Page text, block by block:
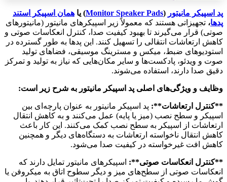
پد‌ اسپیکر مانیتور (
Monitor Speaker Pads) یا همان اسپیکر استند
پد‌ها، تجهیزاتی هستند که معمولاً زیر اسپیکرهای مانیتور (مانیتورهای
صوتی) قرار می‌گیرند تا بهبود کیفیت صدا، کنترل انعکاسات صوتی و
کاهش ارتعاشات انتقالی را تسهیل کنند. این پد‌ها به طور گسترده در
استودیوهای ضبط، میکس و مسترینگ موسیقی، فضاهای تولید
صوت و ویدئو، پادکست‌ها و سایر مکان‌هایی که نیاز به تولید و تمرکز
دقیق صدا دارند، استفاده می‌شوند.
وظایف و ویژگی‌های اصلی پد اسپیکر مانیتور به شرح زیر است:
**کنترل ارتعاشات**: پد اسپیکر مانیتور به عنوان پارچه‌ای بین
اسپیکر و سطح نصب (میز یا پایه) عمل می‌کنند و به کاهش انتقال
ارتعاشات از اسپیکر به سطح نصب کمک می‌کنند. این کار باعث
کاهش انتقال ناخواسته ارتعاشات به دستگاه‌های دیگر و همچنین
کاهش افت غیرخواسته در کیفیت صدا می‌شود.
**کنترل انعکاسات صوتی**: اسپیکر‌های مانیتور تمایل دارند که
انعکاسات صوتی از سطح‌های میز و دیگر سطوح اتاق به میکروفن یا